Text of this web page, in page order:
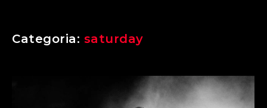
Categoria: saturday